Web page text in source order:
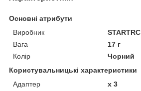
Основні атрибути
Виробник
STARTRC
Вага
17 г
Колір
Чорний
Користувальницькі характеристики
Адаптер
x 3